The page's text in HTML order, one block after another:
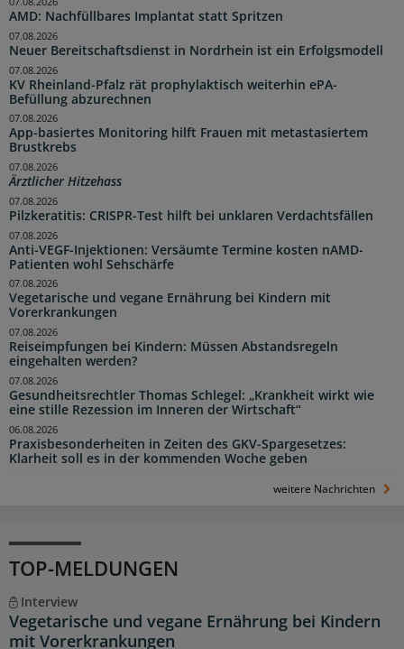
AMD: Nachfüllbares Implantat statt Spritzen
Neuer Bereitschaftsdienst in Nordrhein ist ein Erfolgsmodell
07.08.2026
KV Rheinland-Pfalz rät prophylaktisch weiterhin ePA-
Befüllung abzurechnen
07.08.2026
App-basiertes Monitoring hilft Frauen mit metastasiertem
Brustkrebs
07.08.2026
Ärztlicher Hitzehass
07.08.2026
Pilzkeratitis: CRISPR-Test hilft bei unklaren Verdachtsfällen
07.08.2026
Anti-VEGF-Injektionen: Versäumte Termine kosten nAMD-
Patienten wohl Sehschärfe
07.08.2026
Vegetarische und vegane Ernährung bei Kindern mit
Vorerkrankungen
07.08.2026
Reiseimpfungen bei Kindern: Müssen Abstandsregeln
eingehalten werden?
07.08.2026
Gesundheitsrechtler Thomas Schlegel: „Krankheit wirkt wie
eine stille Rezession im Inneren der Wirtschaft“
07.08.2026
Praxisbesonderheiten in Zeiten des GKV-Spargesetzes:
Klarheit soll es in der kommenden Woche geben
06.08.2026
weitere Nachrichten
TOP-MELDUNGEN
Interview
Vegetarische und vegane Ernährung bei Kindern
mit Vorerkrankungen